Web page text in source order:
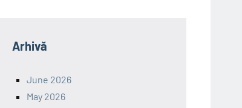
Arhivă
June 2026
May 2026